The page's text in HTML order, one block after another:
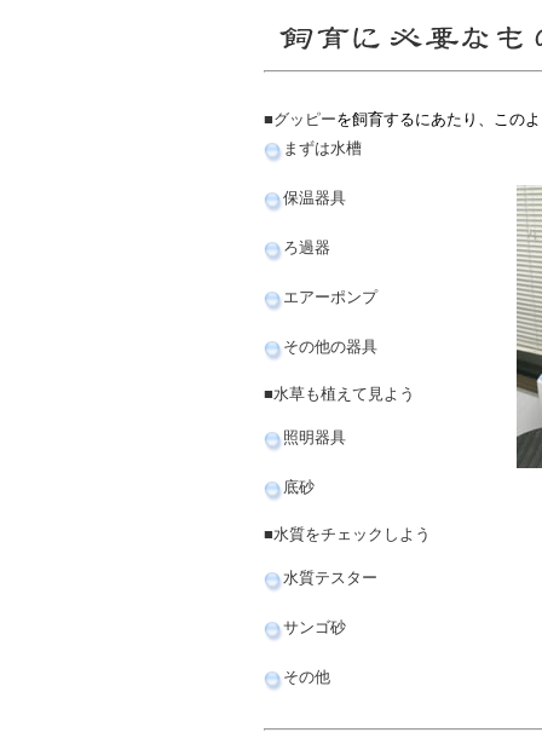
■グッピーを飼育するにあたり、この
まずは水槽
保温器具
ろ過器
エアーポンプ
その他の器具
■水草も植えて見よう
照明器具
底砂
■水質をチェックしよう
水質テスター
サンゴ砂
その他